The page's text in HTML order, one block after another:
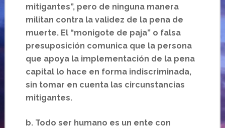
mitigantes”, pero de ninguna manera
militan contra la validez de la pena de
muerte. El “monigote de paja” o falsa
presuposición comunica que la persona
que apoya la implementación de la pena
capital lo hace en forma indiscriminada,
sin tomar en cuenta las circunstancias
mitigantes.
b.Todo ser humano es un ente con